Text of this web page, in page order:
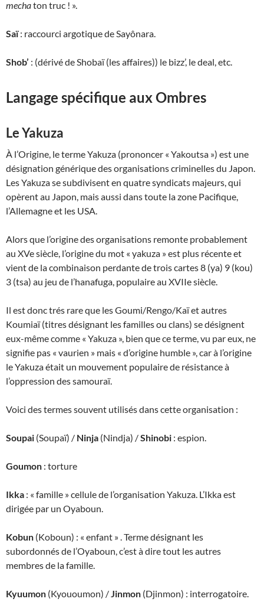
mechaton truc ! ».
Saï: raccourci argotique de Sayônara.
Shob’ : (dérivé de Shobaï (les affaires)) le bizz’, le deal, etc.
Langage spécifique aux Ombres
Le Yakuza
À l’Origine, le terme Yakuza (prononcer « Yakoutsa ») est une
désignation générique des organisations criminelles du Japon.
Les Yakuza se subdivisent en quatre syndicats majeurs, qui
opèrent au Japon, mais aussi dans toute la zone Pacifique,
l’Allemagne et les USA.
Alors que l’origine des organisations remonte probablement
au XVe siècle, l’origine du mot « yakuza » est plus récente et
vient de la combinaison perdante de trois cartes 8 (ya) 9 (kou)
3 (tsa) au jeu de l’hanafuga, populaire au XVIIe siècle.
Il est donc trés rare que les Goumi/Rengo/Kaï et autres
Koumiaï (titres désignant les familles ou clans) se désignent
eux-même comme « Yakuza », bien que ce terme, vu par eux, ne
signifie pas « vaurien » mais « d’origine humble », car à l’origine
le Yakuza était un mouvement populaire de résistance à
l’oppression des samouraï.
Voici des termes souvent utilisés dans cette organisation :
Soupai (Soupaï) / Ninja (Nindja) /Shinobi : espion.
Goumon : torture
Ikka : « famille » cellule de l’organisation Yakuza. L’Ikka est
dirigée par un Oyaboun.
Kobun (Koboun) : « enfant » . Terme désignant les
subordonnés de l’Oyaboun, c’est à dire tout les autres
membres de la famille.
Kyuumon (Kyououmon) /Jinmon (Djinmon) : interrogatoire.